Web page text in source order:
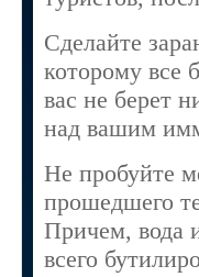
Сделайте
которому все
вас не берет
над вашим
Не пробуйте
прошедшего
Причем, вода
всего